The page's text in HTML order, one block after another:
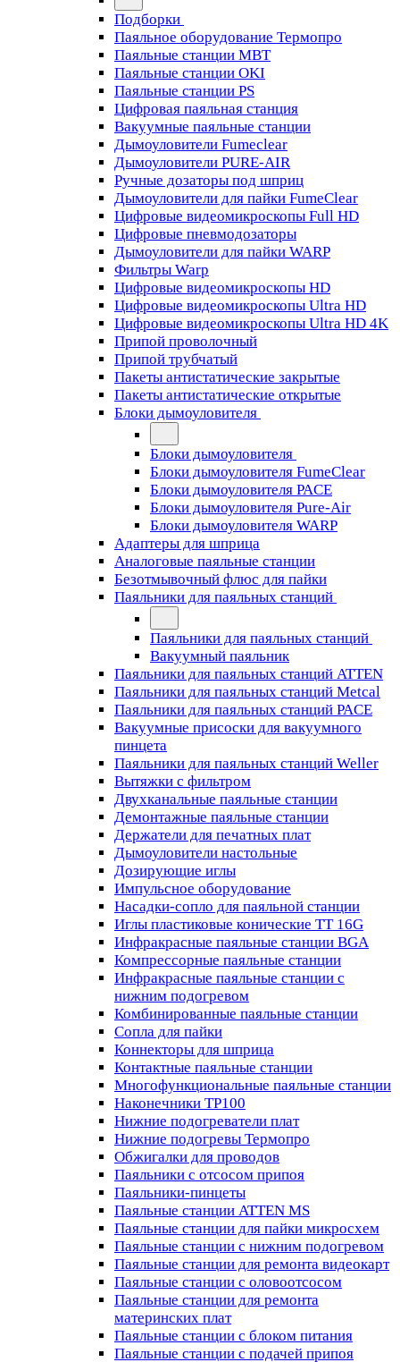
Подборки
Паяльное оборудование Термопро
Паяльные станции MBT
Паяльные станции OKI
Паяльные станции PS
Цифровая паяльная станция
Вакуумные паяльные станции
Дымоуловители Fumeclear
Дымоуловители PURE-AIR
Ручные дозаторы под шприц
Дымоуловители для пайки FumeClear
Цифровые видеомикроскопы Full HD
Цифровые пневмодозаторы
Дымоуловители для пайки WARP
Фильтры Warp
Цифровые видеомикроскопы HD
Цифровые видеомикроскопы Ultra HD
Цифровые видеомикроскопы Ultra HD 4K
Припой проволочный
Припой трубчатый
Пакеты антистатические закрытые
Пакеты антистатические открытые
Блоки дымоуловителя
Блоки дымоуловителя
Блоки дымоуловителя FumeClear
Блоки дымоуловителя PACE
Блоки дымоуловителя Pure-Air
Блоки дымоуловителя WARP
Адаптеры для шприца
Аналоговые паяльные станции
Безотмывочный флюс для пайки
Паяльники для паяльных станций
Паяльники для паяльных станций
Вакуумный паяльник
Паяльники для паяльных станций ATTEN
Паяльники для паяльных станций Metcal
Паяльники для паяльных станций PACE
Вакуумные присоски для вакуумного
пинцета
Паяльники для паяльных станций Weller
Вытяжки с фильтром
Двухканальные паяльные станции
Демонтажные паяльные станции
Держатели для печатных плат
Дымоуловители настольные
Дозирующие иглы
Импульсное оборудование
Насадки-сопло для паяльной станции
Иглы пластиковые конические TT 16G
Инфракрасные паяльные станции BGA
Компрессорные паяльные станции
Инфракрасные паяльные станции с
нижним подогревом
Комбинированные паяльные станции
Сопла для пайки
Коннекторы для шприца
Контактные паяльные станции
Многофункциональные паяльные станции
Наконечники TP100
Нижние подогреватели плат
Нижние подогревы Термопро
Обжигалки для проводов
Паяльники с отсосом припоя
Паяльники-пинцеты
Паяльные станции ATTEN MS
Паяльные станции для пайки микросхем
Паяльные станции с нижним подогревом
Паяльные станции для ремонта видеокарт
Паяльные станции с оловоотсосом
Паяльные станции для ремонта
материнских плат
Паяльные станции с блоком питания
Паяльные станции с подачей припоя